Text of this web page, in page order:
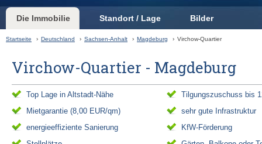
Die Immobilie Standort / Lage Bilder
Startseite › Deutschland › Sachsen-Anhalt › Magdeburg › Virchow-Quartier
Virchow-Quartier - Magdeburg
Top Lage in Altstadt-Nähe
Tilgungszuschuss bis
Mietgarantie (8,00 EUR/qm)
sehr gute Infrastruktur
energieeffiziente Sanierung
KfW-Förderung